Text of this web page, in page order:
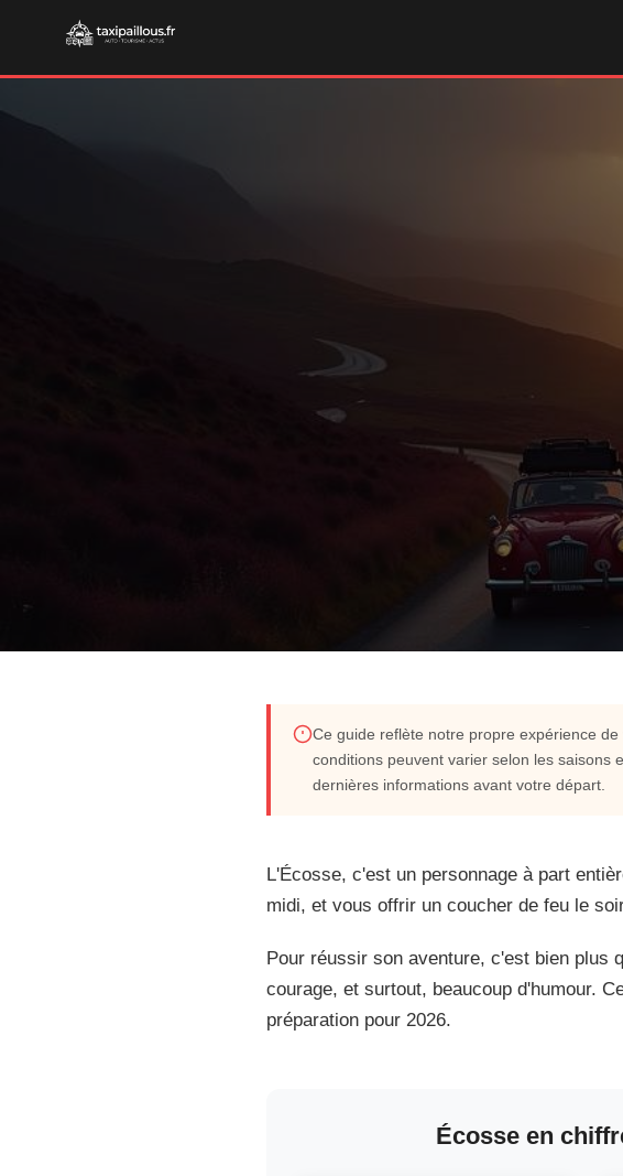
Préparer son road trip en
L'Écosse vous appelle. C'est ce pays où les moutons ont priorité, où
d'humeur toutes les dix minutes, et où chaque virage dévoile un
un loch figé comme un miroir. En 2026, cette terre sauvage n'a
accessible, ni aussi fascinante.
Ce guide reflète notre propre expérience
conditions peuvent varier selon les saisons
dernières informations avant votre départ.
L'Écosse, c'est un personnage à part
midi, et vous offrir un coucher de feu le
Pour réussir son aventure, c'est bien plus
courage, et surtout, beaucoup d'humour.
préparation pour 2026.
Écosse en